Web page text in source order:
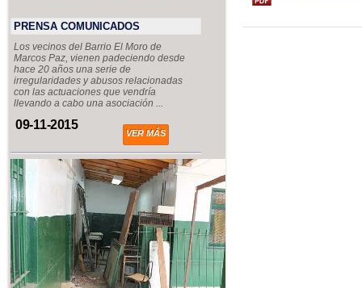
PRENSA COMUNICADOS
Los vecinos del Barrio El Moro de
Marcos Paz, vienen padeciendo desde
hace 20 años una serie de
irregularidades y abusos relacionadas
con las actuaciones que vendría
llevando a cabo una asociación ...
09-11-2015
VER MÁS